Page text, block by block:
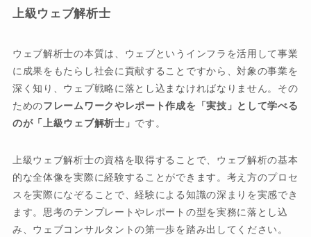
上級ウェブ解析士
ウェブ解析士の本質は、ウェブというインフラを活用して事業
に成果をもたらし社会に貢献することですから、対象の事業を
深く知り、ウェブ戦略に落とし込まなければなりません。その
ためのフレームワークやレポート作成を「実技」として学べる
のが「上級ウェブ解析士」 です。
上級ウェブ解析士の資格を取得することで、ウェブ解析の基本
的な全体像を実際に経験することができます。考え方のプロセ
スを実際になぞることで、経験による知識の深まりを実感でき
ます。思考のテンプレートやレポートの型を実務に落とし込
み、ウェブコンサルタントの第一歩を踏み出してください。